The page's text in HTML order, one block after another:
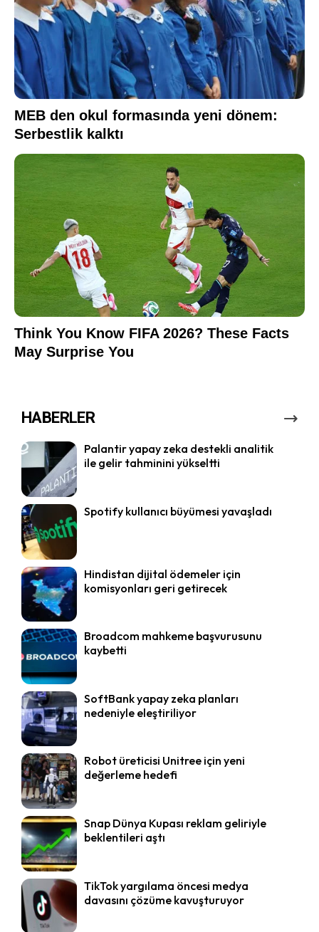
HABERLER
Palantir yapay zeka destekli analitik
ile gelir tahminini yükseltti
Spotify kullanıcı büyümesi yavaşladı
Hindistan dijital ödemeler için
komisyonları geri getirecek
Broadcom mahkeme başvurusunu
kaybetti
SoftBank yapay zeka planları
nedeniyle eleştiriliyor
Robot üreticisi Unitree için yeni
değerleme hedefi
Snap Dünya Kupası reklam geliriyle
beklentileri aştı
TikTok yargılama öncesi medya
davasını çözüme kavuşturuyor